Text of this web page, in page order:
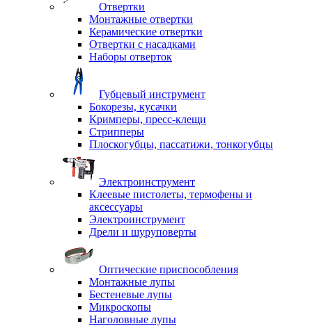
Отвертки
Монтажные отвертки
Керамические отвертки
Отвертки с насадками
Наборы отверток
Губцевый инструмент
Бокорезы, кусачки
Кримперы, пресс-клещи
Стрипперы
Плоскогубцы, пассатижи, тонкогубцы
Электроинструмент
Клеевые пистолеты, термофены и
аксессуары
Электроинструмент
Дрели и шуруповерты
Оптические приспособления
Монтажные лупы
Бестеневые лупы
Микроскопы
Наголовные лупы